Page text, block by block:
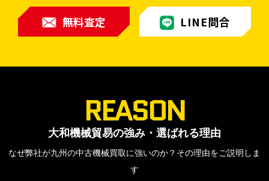
無料査定 LINE問合
REASON
大和機械貿易の強み・選ばれる理由
なぜ弊社が九州の中古機械買取に強いのか？ その理由をご説明しま
す